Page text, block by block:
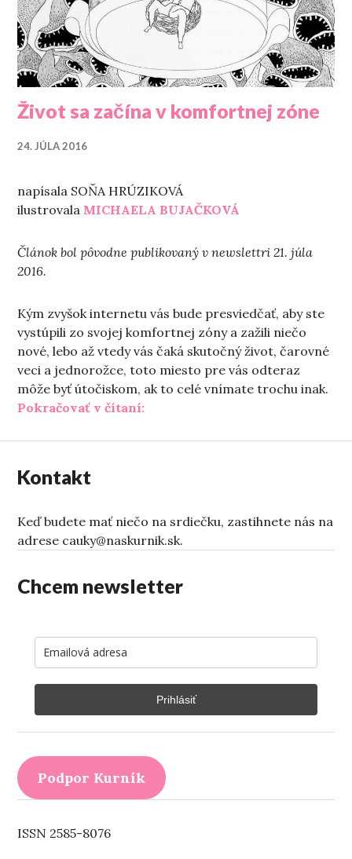
Život sa začína v komfortnej zóne
24. JÚLA 2016
napísala SOŇA HRÚZIKOVÁ
ilustrovala MICHAELA BUJAČKOVÁ
Článok bol pôvodne publikovaný v newslettri 21. júla
2016.
Kým zvyšok internetu vás bude presviedčať, aby ste
vystúpili zo svojej komfortnej zóny a zažili niečo
nové, lebo až vtedy vás čaká skutočný život, čarovné
veci a jednorožce, toto miesto pre vás odteraz
môže byť útočiskom, ak to celé vnímate trochu inak.
Pokračovať v čítaní:„Život sa začína v komfortnej
Kontakt
Keď budete mať niečo na srdiečku, zastihnete nás na
adrese cauky@naskurnik.sk.
Chcem newsletter
Prihlásiť
Podpor Kurník
ISSN 2585-8076